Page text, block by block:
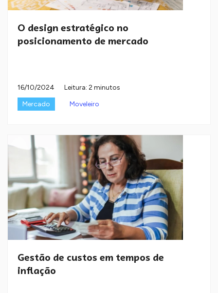
O design estratégico no
posicionamento de mercado
16/10/2024
Leitura: 2 minutos
Mercado
Moveleiro
Gestão de custos em tempos de
inflação